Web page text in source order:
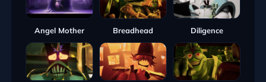
Angel Mother Breadhead Diligence